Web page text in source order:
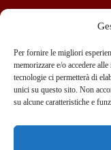
Per fornire le migliori
memorizzare e/o accedere
tecnologie ci permetterà di
unici su questo sito. Non
su alcune caratteristiche e
+39 351